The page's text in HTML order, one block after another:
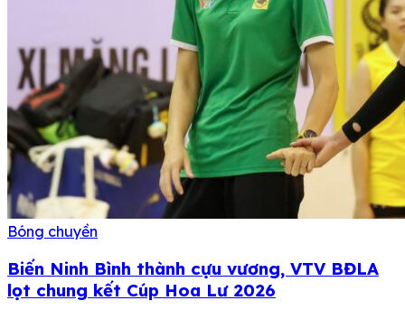
Bóng chuyền
Biến Ninh Bình thành cựu vương, VTV BĐLA
lọt chung kết Cúp Hoa Lư 2026